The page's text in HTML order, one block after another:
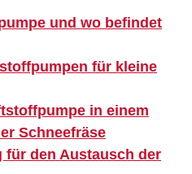
und wo befindet
für kleine
in einem
Schneefräse
den Austausch der